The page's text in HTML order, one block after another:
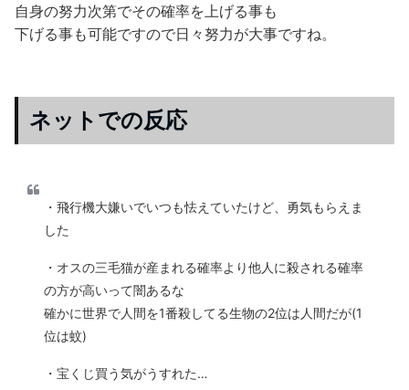
自身の努力次第でその確率を上げる事も
下げる事も可能ですので日々努力が大事ですね。
ネットでの反応
・飛行機大嫌いでいつも怯えていたけど、勇気もらえま
した
・オスの三毛猫が産まれる確率より他人に殺される確率
の方が高いって闇あるな
確かに世界で人間を1番殺してる生物の2位は人間だが(1
位は蚊)
・宝くじ買う気がうすれた…